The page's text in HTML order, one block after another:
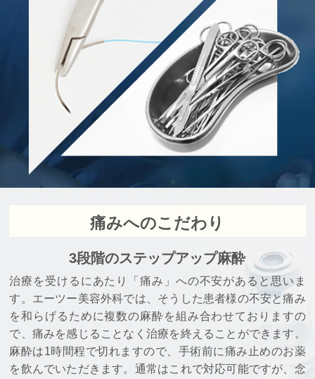
痛みへのこだわり
3段階のステップアップ麻酔
治療を受けるにあたり「痛み」への不安があると思いま
す。エーツー美容外科では、そうした患者様の不安と痛み
を和らげるために複数の麻酔を組み合わせておりますの
で、痛みを感じることなく治療を終えることができます。
麻酔は1時間程で切れますので、手術前に痛み止めのお薬
を飲んでいただきます。通常はこれで対応可能ですが、念